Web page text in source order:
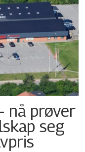
nå prøver
seg